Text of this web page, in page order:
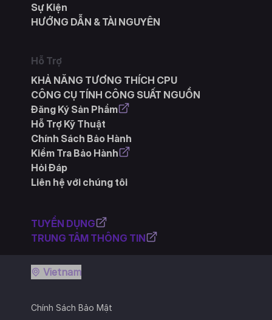
Sự Kiện
HƯỚNG DẪN & TÀI NGUYÊN
Hỗ Trợ
KHẢ NĂNG TƯƠNG THÍCH CPU
CÔNG CỤ TÍNH CÔNG SUẤT NGUỒN
Đăng Ký Sản Phẩm
Hỗ Trợ Kỹ Thuật
Chính Sách Bảo Hành
Kiểm Tra Bảo Hành
Hỏi Đáp
Liên hệ với chúng tôi
TUYỂN DỤNG
TRUNG TÂM THÔNG TIN
Chính Sách Bảo Mật
Vietnam